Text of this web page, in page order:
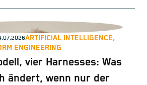
ARTIFICIAL INTELLIGENCE,
ENGINEERING
vier Harnesses: Was
ändert, wenn nur der